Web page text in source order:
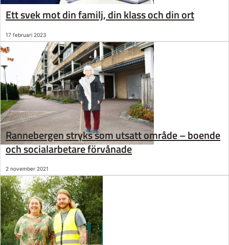
Ett svek mot din familj, din klass och din ort
17 februari 2023
Rannebergen stryks som utsatt område – boende
och socialarbetare förvånade
2 november 2021